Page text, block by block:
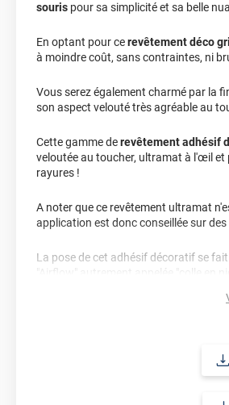
souris pour sa simplicité et sa belle
En optant pour cerevêtement déco
à moindre coût, sans contraintes, ni
Vous serez également charmé par la
son aspect velouté très agréable au
Cette gamme derevêtement adhésif
veloutée au toucher, ultramat à l'œil
rayures !
A noter que ce revêtement ultramat
application est donc conseillée sur
La pose de cet adhésif décoratif se
"Airflow" autrement appelée "colle en
Afin de vous rendre compte de la